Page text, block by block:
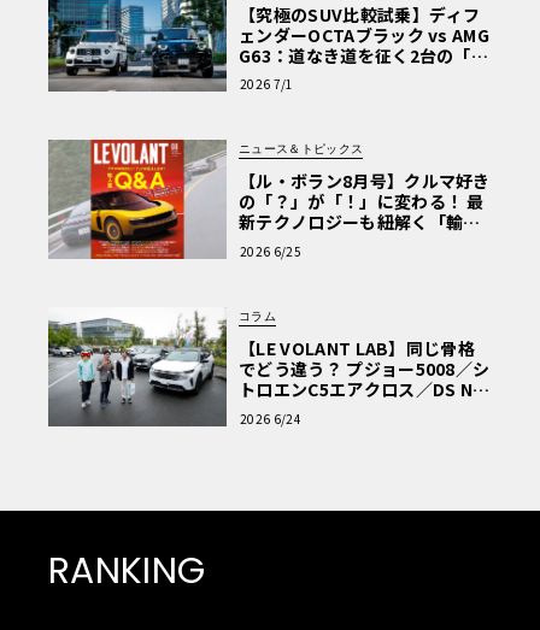
【究極のSUV比較試乗】ディフ
ェンダーOCTAブラック vs AMG
G63：道なき道を征く2台の「対
極的アプローチ」
2026 7/1
ニュース＆トピックス
【ル・ボラン8月号】クルマ好き
の「？」が「！」に変わる！ 最
新テクノロジーも紐解く「輸入
車Q&A」
2026 6/25
コラム
【LE VOLANT LAB】同じ骨格
でどう違う？ プジョー5008／シ
トロエンC5エアクロス／DS Nº4
読者一気乗りレポート
2026 6/24
RANKING